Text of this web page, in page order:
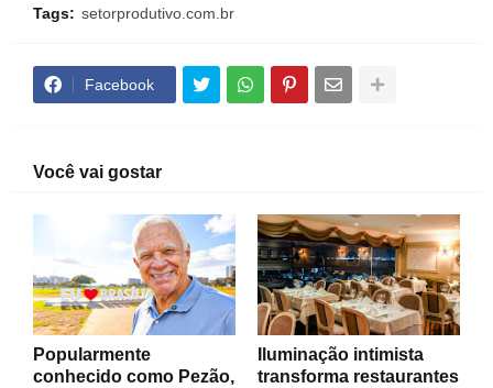
Tags: setorprodutivo.com.br
Facebook
Você vai gostar
Popularmente
conhecido como Pezão,
Iluminação intimista
transforma restaurantes